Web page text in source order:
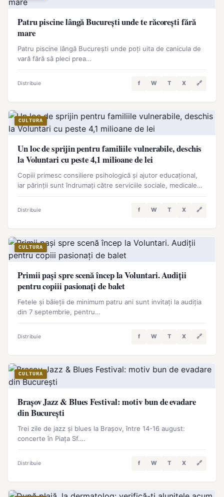
Patru piscine lângă București unde te răcorești fără
mare
Patru piscine lângă București unde poți uita de canicula de
vară fără să pleci prea…
Distribuie f W T X 🔗
CULTURA
Un loc de sprijin pentru familiile vulnerabile, deschis
la Voluntari cu peste 4,1 milioane de lei
Copiii primesc consiliere psihologică și ajutor educațional,
iar părinții sunt îndrumați către serviciile sociale, medicale…
Distribuie f W T X 🔗
CULTURA
Primii pași spre scenă încep la Voluntari. Audiții
pentru copiii pasionați de balet
Fetele și băieții de minimum patru ani sunt invitați la audiția
din 7 septembrie, pentru…
Distribuie f W T X 🔗
CULTURA
Brașov Jazz & Blues Festival: motiv bun de evadare
din București
Trei zile de jazz și blues la Brașov, între 14-16 august:
concerte în Piața Sf.…
Distribuie f W T X 🔗